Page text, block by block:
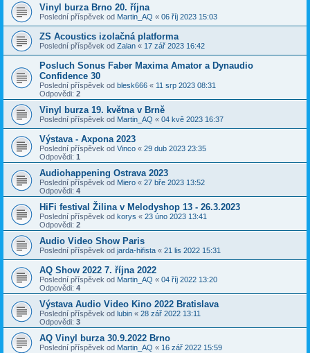
Vinyl burza Brno 20. října
Poslední příspěvek od Martin_AQ « 06 říj 2023 15:03
ZS Acoustics izolačná platforma
Poslední příspěvek od Zalan « 17 zář 2023 16:42
Posluch Sonus Faber Maxima Amator a Dynaudio
Confidence 30
Poslední příspěvek od blesk666 « 11 srp 2023 08:31
Odpovědi: 2
Vinyl burza 19. května v Brně
Poslední příspěvek od Martin_AQ « 04 kvě 2023 16:37
Výstava - Axpona 2023
Poslední příspěvek od Vinco « 29 dub 2023 23:35
Odpovědi: 1
Audiohappening Ostrava 2023
Poslední příspěvek od Miero « 27 bře 2023 13:52
Odpovědi: 4
HiFi festival Žilina v Melodyshop 13 - 26.3.2023
Poslední příspěvek od korys « 23 úno 2023 13:41
Odpovědi: 2
Audio Video Show Paris
Poslední příspěvek od jarda-hifista « 21 lis 2022 15:31
AQ Show 2022 7. října 2022
Poslední příspěvek od Martin_AQ « 04 říj 2022 13:20
Odpovědi: 4
Výstava Audio Video Kino 2022 Bratislava
Poslední příspěvek od lubin « 28 zář 2022 13:11
Odpovědi: 3
AQ Vinyl burza 30.9.2022 Brno
Poslední příspěvek od Martin_AQ « 16 zář 2022 15:59